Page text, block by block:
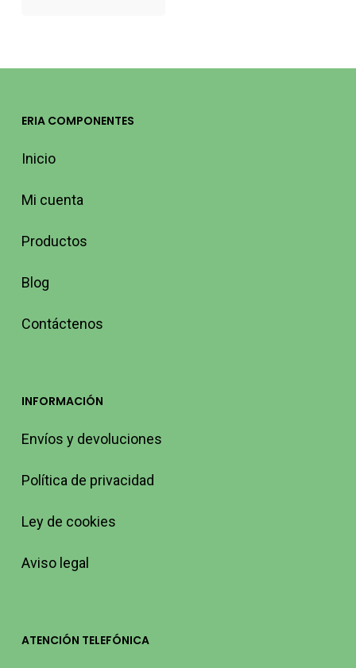
ERIA COMPONENTES
Inicio
Mi cuenta
Productos
Blog
Contáctenos
INFORMACIÓN
Envíos y devoluciones
Política de privacidad
Ley de cookies
Aviso legal
ATENCIÓN TELEFÓNICA